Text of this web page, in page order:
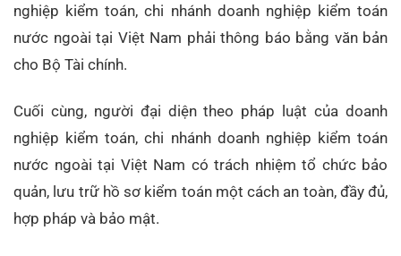
nghiệp kiểm toán, chi nhánh doanh nghiệp kiểm toán
nước ngoài tại Việt Nam phải thông báo bằng văn bản
cho Bộ Tài chính.
Cuối cùng, người đại diện theo pháp luật của doanh
nghiệp kiểm toán, chi nhánh doanh nghiệp kiểm toán
nước ngoài tại Việt Nam có trách nhiệm tổ chức bảo
quản, lưu trữ hồ sơ kiểm toán một cách an toàn, đầy đủ,
hợp pháp và bảo mật.